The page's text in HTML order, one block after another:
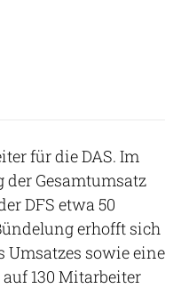
für die DAS. Im
der Gesamtumsatz
DFS etwa 50
erhofft sich
Umsatzes sowie eine
130 Mitarbeiter